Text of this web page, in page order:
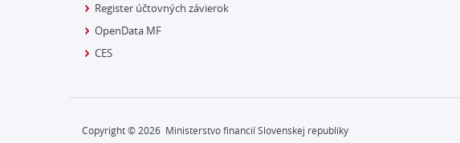
Register účtovných závierok
OpenData MF
CES
Copyright © 2026 Ministerstvo financií Slovenskej republiky